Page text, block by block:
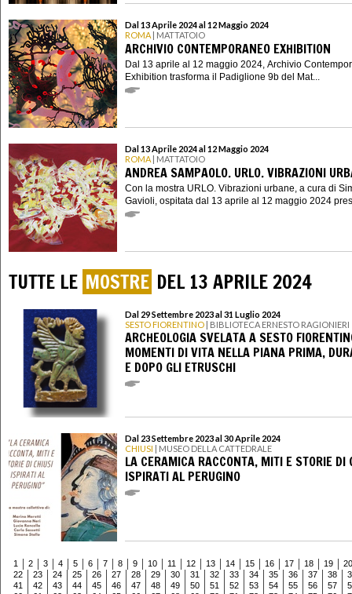
Dal 13 Aprile 2024 al 12 Maggio 2024
ROMA | MATTATOIO
ARCHIVIO CONTEMPORANEO EXHIBITION
Dal 13 aprile al 12 maggio 2024, Archivio
Exhibition trasforma il Padiglione 9b del Mat...
Dal 13 Aprile 2024 al 12 Maggio 2024
ROMA | MATTATOIO
ANDREA SAMPAOLO. URLO. VIBRAZIONI
Con la mostra URLO. Vibrazioni urbane, a cura di
Gavioli, ospitata dal 13 aprile al 12 maggio 2024
TUTTE LE MOSTRE DEL 13 APRILE 2024
Dal 29 Settembre 2023 al 31 Luglio 2024
SESTO FIORENTINO | BIBLIOTECA ERNESTO RAGIONIERI
ARCHEOLOGIA SVELATA A SESTO
MOMENTI DI VITA NELLA PIANA PRIMA,
E DOPO GLI ETRUSCHI
Dal 23 Settembre 2023 al 30 Aprile 2024
CHIUSI | MUSEO DELLA CATTEDRALE
LA CERAMICA RACCONTA, MITI E STORIE DI
ISPIRATI AL PERUGINO
1 2 3 4 5 6 7 8 9 10 11 12 13 14 15 16 17 18 19
20
22
23 24 25 26 27 28 29 30 31 32 33 34 35 36 37 38
41
42 43 44 45 46 47 48 49 50 51 52 53 54 55 56 57